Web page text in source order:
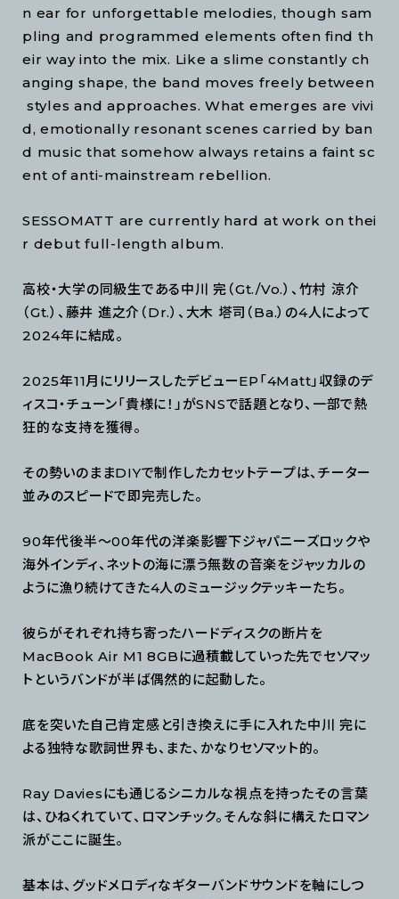
n ear for unforgettable melodies, though sam
pling and programmed elements often find th
eir way into the mix. Like a slime constantly ch
anging shape, the band moves freely between
styles and approaches. What emerges are vivi
d, emotionally resonant scenes carried by ban
d music that somehow always retains a faint sc
ent of anti-mainstream rebellion.
SESSOMATT are currently hard at work on thei
r debut full-length album.
高校・大学の同級生である中川 完（Gt./Vo.）、竹村 涼介
（Gt.）、藤井 進之介（Dr.）、大木 塔司（Ba.）の4人によって
2024年に結成。
2025年11月にリリースしたデビューEP「4Matt」収録のデ
ィスコ・チューン「貴様に！」がSNSで話題となり、一部で熱
狂的な支持を獲得。
その勢いのままDIYで制作したカセットテープは、チーター
並みのスピードで即完売した。
90年代後半〜00年代の洋楽影響下ジャパニーズロックや
海外インディ、ネットの海に漂う無数の音楽をジャッカルの
ように漁り続けてきた4人のミュージックテッキーたち。
彼らがそれぞれ持ち寄ったハードディスクの断片を
MacBook Air M1 8GBに過積載していった先でセソマッ
トというバンドが半ば偶然的に起動した。
底を突いた自己肯定感と引き換えに手に入れた中川 完に
よる独特な歌詞世界も、また、かなりセソマット的。
Ray Daviesにも通じるシニカルな視点を持ったその言葉
は、ひねくれていて、ロマンチック。そんな斜に構えたロマン
派がここに誕生。
基本は、グッドメロディなギターバンドサウンドを軸にしつ